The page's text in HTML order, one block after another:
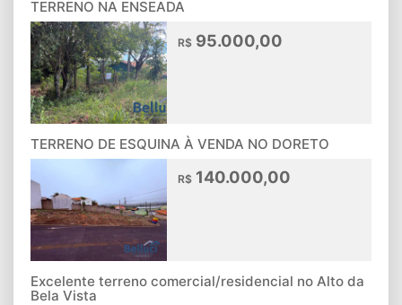
TERRENO NA ENSEADA
R$ 95.000,00
TERRENO DE ESQUINA À VENDA NO DORETO
R$ 140.000,00
Excelente terreno comercial/residencial no Alto da
Bela Vista